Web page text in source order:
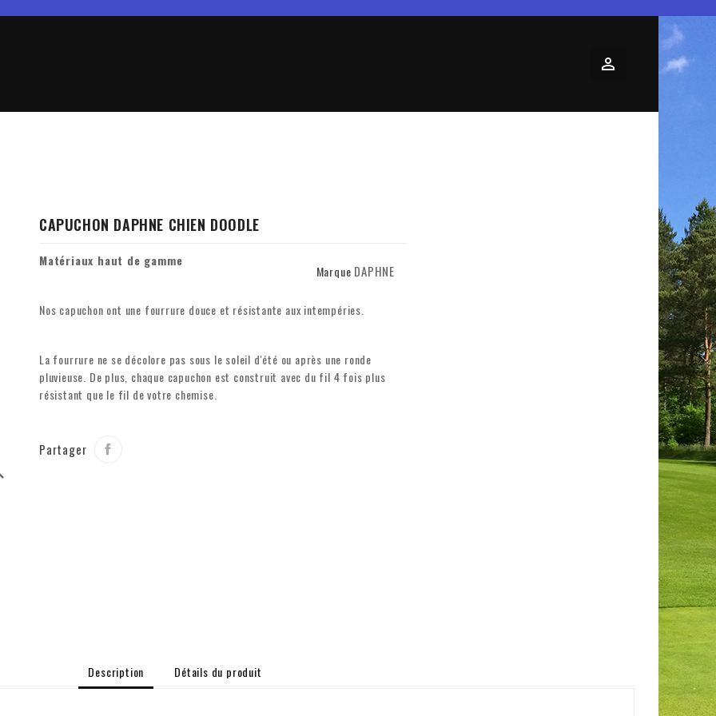
CAPUCHON DAPHNE CHIEN DOODLE
Matériaux haut de gamme
Nos capuchon ont une fourrure douce et résistante aux intempéries.
La fourrure ne se décolore pas sous le soleil d'été ou après une ronde
pluvieuse. De plus, chaque capuchon est construit avec du fil 4 fois plus
résistant que le fil de votre chemise.
Marque DAPHNE
Partager
Description Détails du produit